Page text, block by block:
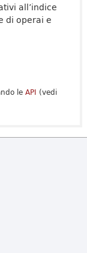
all’indice
di operai e
le API (vedi